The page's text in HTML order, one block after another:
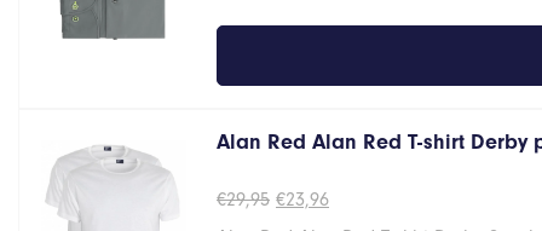
Alan Red Alan Red T-shirt Derby
€29,95 Oorspronkelijke
€23,96Huidige